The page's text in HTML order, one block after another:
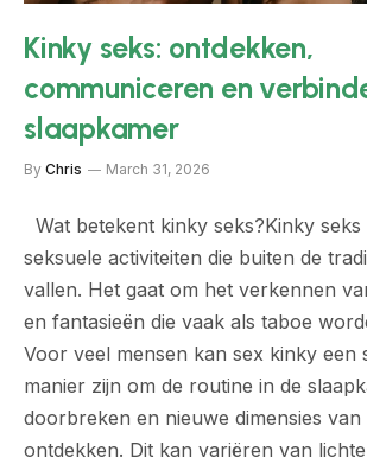
Kinky seks: ontdekken,
communiceren en
slaapkamer
By Chris March 31, 2026
Wat betekent kinky seks?Kinky
seksuele activiteiten die buiten de
vallen. Het gaat om het verkennen
en fantasieën die vaak als taboe
Voor veel mensen kan sex kinky een
manier zijn om de routine in de
doorbreken en nieuwe dimensies van
ontdekken. Dit kan variëren van